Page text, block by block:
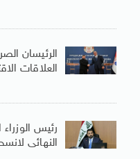
الرئيسان
العلاقات
النهائى